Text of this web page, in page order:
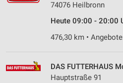
74076 Heilbronn
Heute 09:00 - 20:00
476,30 km •
DAS FUTTERHAUS
Hauptstraße 91